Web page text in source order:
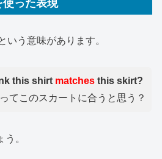
った表現
いう意味があります。
this shirt matchesthis skirt?
てこのスカートに合うと思う？
。